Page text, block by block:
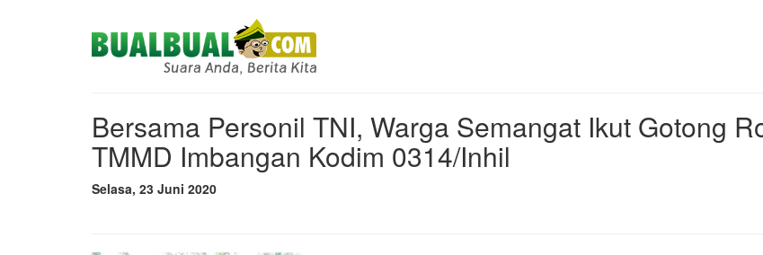
Bersama Personil TNI, Warga Semangat Ikut Gotong
TMMD Imbangan Kodim 0314/Inhil
Selasa, 23 Juni 2020